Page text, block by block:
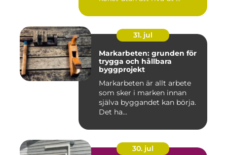
31. jul
Markarbeten: grunden för
trygga och hållbara
byggprojekt
Markarbeten är allt arbete
som sker i marken innan
själva byggandet kan börja.
Det ha...
30. jul